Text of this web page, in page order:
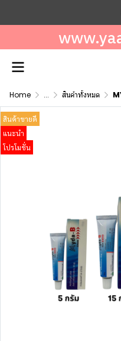
Home ... สินค้าทั้งหมด
สินค้าขายดี
แนะนำ
โปรโมชั่น